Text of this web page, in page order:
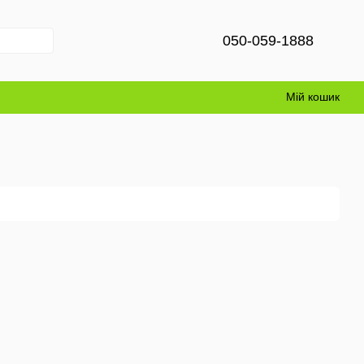
050-059-1888
Мій кошик